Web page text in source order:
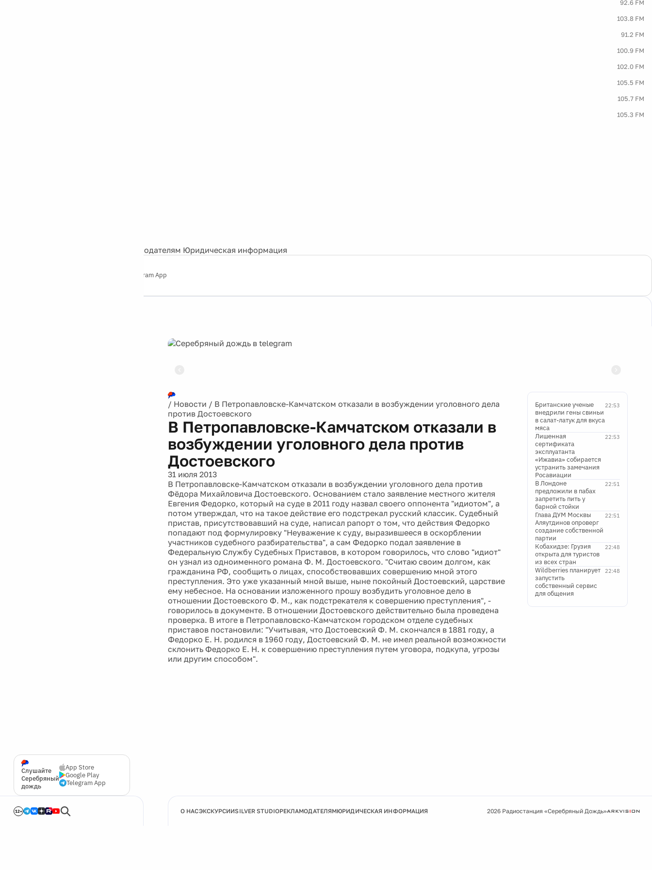
92.6 FM
103.8 FM
91.2 FM
100.9 FM
102.0 FM
105.5 FM
105.7 FM
105.3 FM
Рекламодателям Юридическая информация
Telegram App
Слушайте
Серебряный
дождь
App Store
Google Play
Telegram App
12+
/ Новости / В Петропавловске-Камчатском отказали в возбуждении уголовного дела
против Достоевского
В Петропавловске-Камчатском отказали в
возбуждении уголовного дела против
Достоевского
31 июля 2013
В Петропавловске-Камчатском отказали в возбуждении уголовного дела против
Фёдора Михайловича Достоевского. Основанием стало заявление местного жителя
Евгения Федорко, который на суде в 2011 году назвал своего оппонента "идиотом", а
потом утверждал, что на такое действие его подстрекал русский классик. Судебный
пристав, присутствовавший на суде, написал рапорт о том, что действия Федорко
попадают под формулировку "Неуважение к суду, выразившееся в оскорблении
участников судебного разбирательства", а сам Федорко подал заявление в
Федеральную Службу Судебных Приставов, в котором говорилось, что слово "идиот"
он узнал из одноименного романа Ф. М. Достоевского. "Считаю своим долгом, как
гражданина РФ, сообщить о лицах, способствовавших совершению мной этого
преступления. Это уже указанный мной выше, ныне покойный Достоевский, царствие
ему небесное. На основании изложенного прошу возбудить уголовное дело в
отношении Достоевского Ф. М., как подстрекателя к совершению преступления", -
говорилось в документе. В отношении Достоевского действительно была проведена
проверка. В итоге в Петропавловско-Камчатском городском отделе судебных
приставов постановили: "Учитывая, что Достоевский Ф. М. скончался в 1881 году, а
Федорко Е. Н. родился в 1960 году, Достоевский Ф. М. не имел реальной возможности
склонить Федорко Е. Н. к совершению преступления путем уговора, подкупа, угрозы
или другим способом".
22:53
Британские ученые
внедрили гены свиньи
в салат-латук для вкуса
мяса
22:53
Лишенная
сертификата
эксплуатанта
«Ижавиа» собирается
устранить замечания
Росавиации
22:51
В Лондоне
предложили в пабах
запретить пить у
барной стойки
22:51
Глава ДУМ Москвы
Аляутдинов опроверг
создание собственной
партии
22:48
Кобахидзе: Грузия
открыта для туристов
из всех стран
22:48
Wildberries планирует
запустить
собственный сервис
для общения
О НАСЭКСКУРСИИSILVER STUDIOРЕКЛАМОДАТЕЛЯМЮРИДИЧЕСКАЯ ИНФОРМАЦИЯ 2026 Радиостанция «Серебряный Дождь»